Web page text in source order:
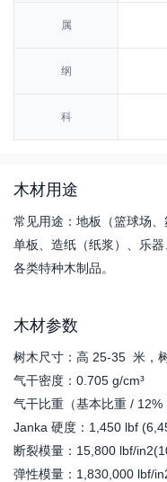
属
纲
科
木材用途
常见用途：地板（篮球场
单板、造纸（纸浆）、乐
各类特种木制品。
木材参数
树木尺寸：高 25-35 米，
气干密度：0.705 g/cm³
气干比重（基本比重 / 12%
Janka 硬度：1,450 lbf
断裂模量：15,800 lbf/
弹性模量：1,830,000 lbf/